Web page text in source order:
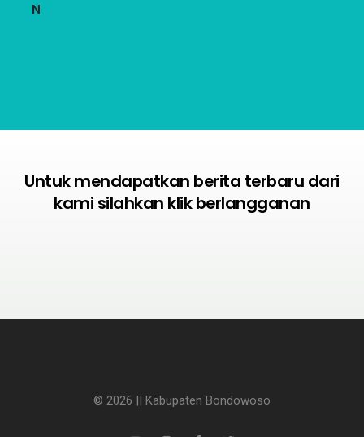
N
Untuk mendapatkan berita terbaru dari
kami silahkan klik berlangganan
© 2026 || Kabupaten Bondowoso